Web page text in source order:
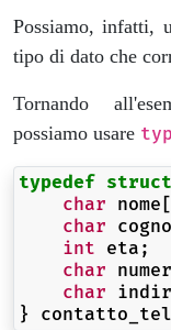
Possiamo, infatti,
tipo di dato che
Tornando
possiamo usare
typedef struct
char nome [
char
int eta ;
char
char
}